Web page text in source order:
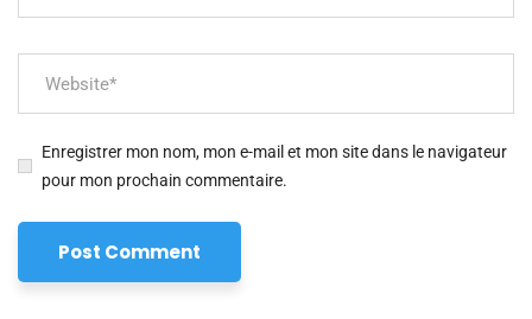
Enregistrer mon nom, mon e-mail et mon site dans le navigateur
pour mon prochain commentaire.